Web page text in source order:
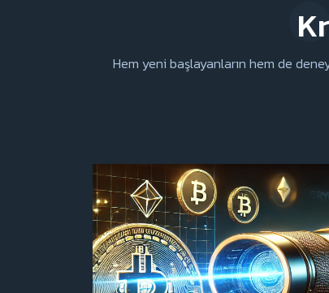
Hem yeni başlayanların hem de